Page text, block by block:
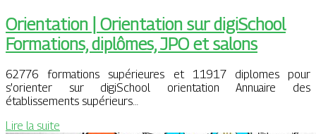
Orientation | Orientation sur digiSchool
Formations, diplômes, JPO et salons
62776 formations supérieures et 11917 diplomes pour
s’orienter sur digiSchool orientation Annuaire des
établissements supérieurs…
Lire la suite